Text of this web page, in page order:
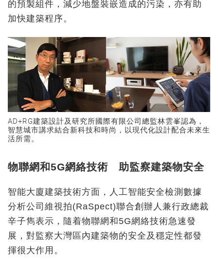
的預製組件，減少地盤裝嵌造成的污染，亦有助
加快建築程序。
AD+RG建築設計及研究所國際有限公司總監林雲峯認為，
智慧城市講求結合新科技和時尚，以現代化設計配合未來生
活所需。
物聯網和5G網絡技術 助監察建築物安全
智能大廈建築技術方面，人工智能安全檢測數據
分析公司維視拍(RaSpect)聯合創辦人兼行政總裁
辛子雋表示，隨着物聯網和5G網絡技術急速發
展，對監察大灣區內建築物的安全及穩定性都發
揮很大作用。